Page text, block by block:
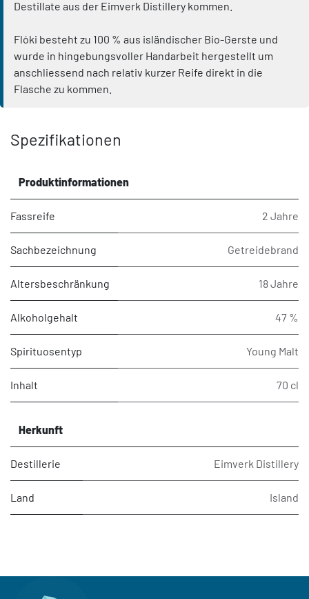
Destillate aus der Eimverk Distillery kommen.
Flóki besteht zu 100 % aus isländischer Bio-Gerste und
wurde in hingebungsvoller Handarbeit hergestellt um
anschliessend nach relativ kurzer Reife direkt in die
Flasche zu kommen.
Spezifikationen
Produktinformationen
Fassreife 2 Jahre
Sachbezeichnung Getreidebrand
Altersbeschränkung 18 Jahre
Alkoholgehalt 47 %
Spirituosentyp Young Malt
Inhalt 70 cl
Herkunft
Destillerie Eimverk Distillery
Land Island